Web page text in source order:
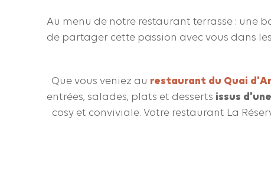
Au menu de notre restaurant terrasse : une
de partager cette passion avec vous dans
Que vous veniez au restaurant du Quai
entrées, salades, plats et desserts issus
cosy et conviviale. Votre restaurant La